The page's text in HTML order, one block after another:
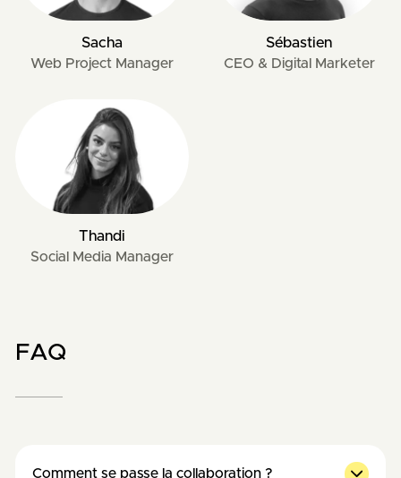
Sacha
Web Project Manager
Sébastien
CEO & Digital Marketer
Thandi
Social Media Manager
FAQ
Comment se passe la collaboration ?